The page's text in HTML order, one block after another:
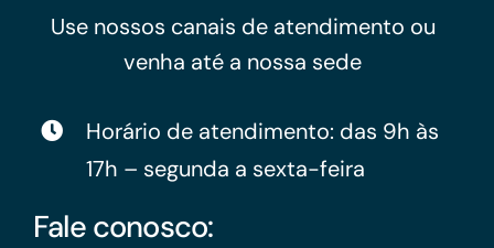
Use nossos canais de atendimento ou
venha até a nossa sede
Horário de atendimento: das 9h às
17h – segunda a sexta-feira
Fale conosco: